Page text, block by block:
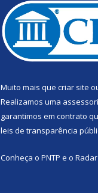
Muito mais que criar site
Realizamos uma
garantimos em contrato
leis de transparência
Conheça o PNTP e o